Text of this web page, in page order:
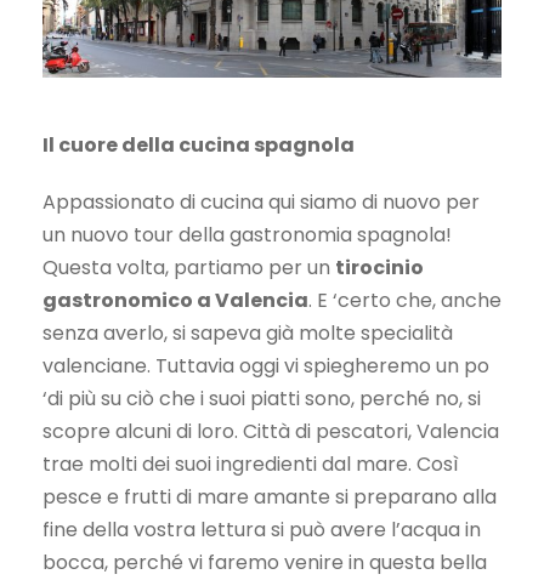
Il cuore della cucina spagnola
Appassionato di cucina qui siamo di nuovo per
un nuovo tour della gastronomia spagnola!
Questa volta, partiamo per un tirocinio
gastronomico a Valencia. E ‘certo che, anche
senza averlo, si sapeva già molte specialità
valenciane. Tuttavia oggi vi spiegheremo un po
‘di più su ciò che i suoi piatti sono, perché no, si
scopre alcuni di loro. Città di pescatori, Valencia
trae molti dei suoi ingredienti dal mare. Così
pesce e frutti di mare amante si preparano alla
fine della vostra lettura si può avere l’acqua in
bocca, perché vi faremo venire in questa bella